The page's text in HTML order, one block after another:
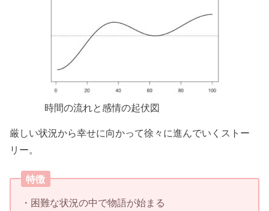
時間の流れと感情の起伏図
厳しい状況から幸せに向かって徐々に進んでいくストー
リー。
特徴
・困難な状況の中で物語が始まる